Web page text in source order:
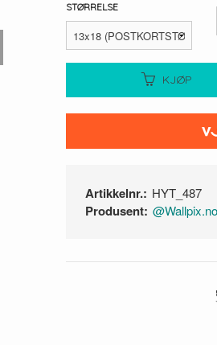
STØRRELSE
KJØP
Artikkelnr.: HYT_487
Produsent: @Wallpix.no